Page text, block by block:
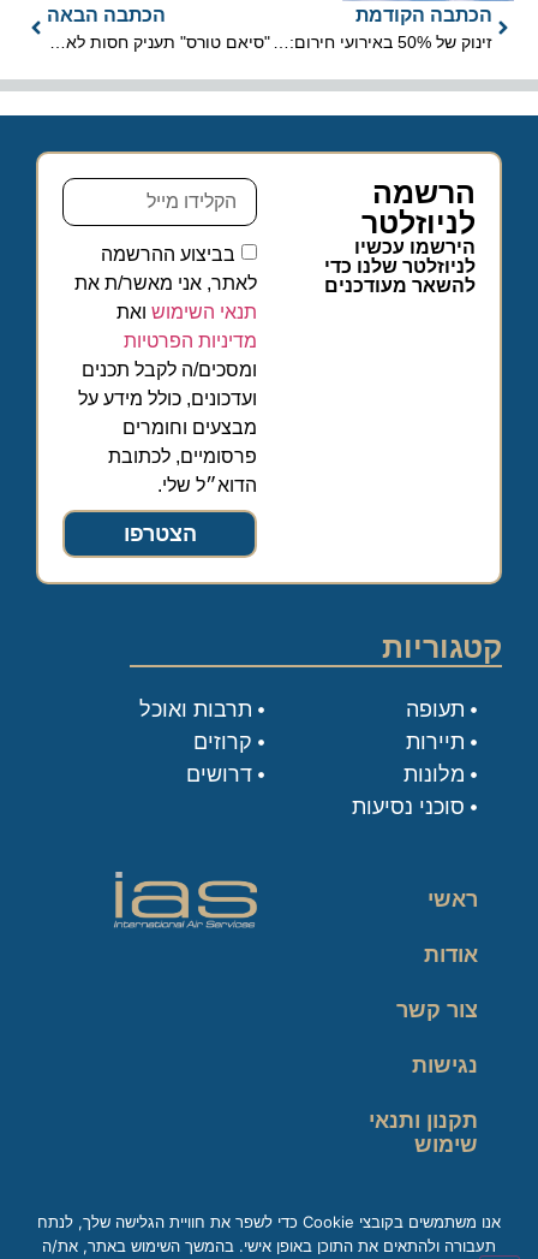
הכתבה הקודמת הכתבה הבאה
הרשמה
לניוזלטר
הירשמו עכשיו
לניוזלטר שלנו כדי
להשאר מעודכנים
בביצוע ההרשמה
לאתר, אני מאשר/ת את
תנאי השימוש ואת
מדיניות הפרטיות
ומסכים/ה לקבל תכנים
ועדכונים, כולל מידע על
מבצעים וחומרים
פרסומיים, לכתובת
הדוא״ל שלי.
הצטרפו
קטגוריות
תעופה
תיירות
מלונות
סוכני נסיעות
תרבות ואוכל
קרוזים
דרושים
ראשי
אודות
צור קשר
נגישות
תקנון ותנאי
שימוש
אנו משתמשים בקובצי Cookie כדי לשפר את חוויית הגלישה שלך, לנתח
תעבורה ולהתאים את התוכן באופן אישי. בהמשך השימוש באתר, את/ה